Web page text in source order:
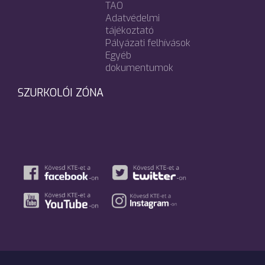
TAO
Adatvédelmi
tájékoztató
Pályázati felhívások
Egyéb
dokumentumok
SZURKOLÓI ZÓNA